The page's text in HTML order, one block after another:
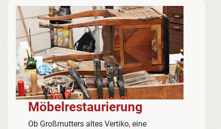
Möbelrestaurierung
Ob Großmutters altes Vertiko, eine